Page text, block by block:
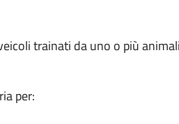
trainati da uno o più
per: